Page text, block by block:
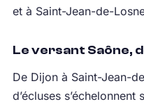
et à Saint-Jean-de-
Le versant Saône,
De Dijon à Saint-Jean-
d’écluses